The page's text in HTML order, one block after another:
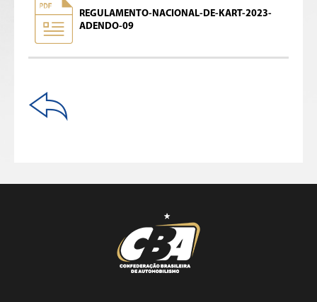
REGULAMENTO-NACIONAL-DE-KART-2023-
ADENDO-09